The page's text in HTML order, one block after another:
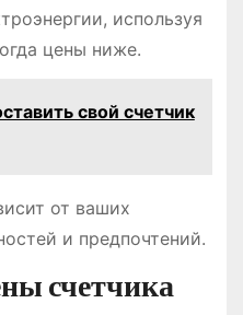
используя
цены ниже.
свой счетчик
от ваших
и предпочтений.
счетчика